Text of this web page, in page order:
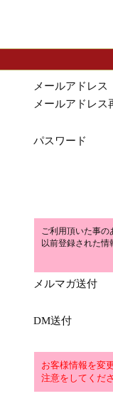
メールアドレス
メールアドレス
パスワード
ご利用頂いた事の
以前登録された情
メルマガ送付
DM送付
お客様情報を変
注意をしてくだ